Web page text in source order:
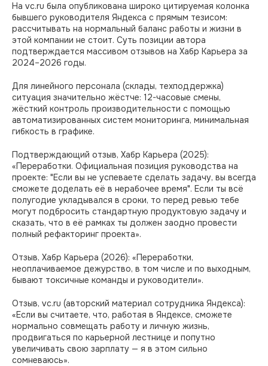
На vc.ru была опубликована широко цитируемая колонка
бывшего руководителя Яндекса с прямым тезисом:
рассчитывать на нормальный баланс работы и жизни в
этой компании не стоит. Суть позиции автора
подтверждается массивом отзывов на Хабр Карьера за
2024–2026 годы.
Для линейного персонала (склады, техподдержка)
ситуация значительно жёстче: 12-часовые смены,
жёсткий контроль производительности с помощью
автоматизированных систем мониторинга, минимальная
гибкость в графике.
Подтверждающий отзыв, Хабр Карьера (2025):
«Переработки. Официальная позиция руководства на
проекте: "Если вы не успеваете сделать задачу, вы всегда
сможете доделать её в нерабочее время". Если ты всё
полугодие укладывался в сроки, то перед ревью тебе
могут подбросить стандартную продуктовую задачу и
сказать, что в её рамках ты должен заодно провести
полный рефакторинг проекта».
Отзыв, Хабр Карьера (2026): «Переработки,
неоплачиваемое дежурство, в том числе и по выходным,
бывают токсичные команды и руководители».
Отзыв, vc.ru (авторский материал сотрудника Яндекса):
«Если вы считаете, что, работая в Яндексе, сможете
нормально совмещать работу и личную жизнь,
продвигаться по карьерной лестнице и попутно
увеличивать свою зарплату — я в этом сильно
сомневаюсь».